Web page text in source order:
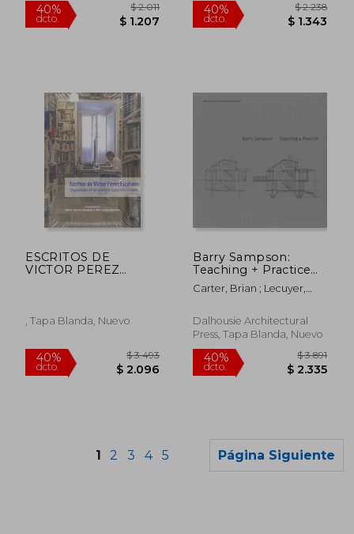
dcto. dcto.
ESCRITOS DE
VICTOR PEREZ
, Tapa Blanda, Nuevo
Barry Sampson:
Teaching + Practice
(en Inglés)
Carter, Brian ; Lecuyer,
Dalhousie Architectural
Press, Tapa Blanda, Nuevo
1 2 3 4 5 Página Siguiente